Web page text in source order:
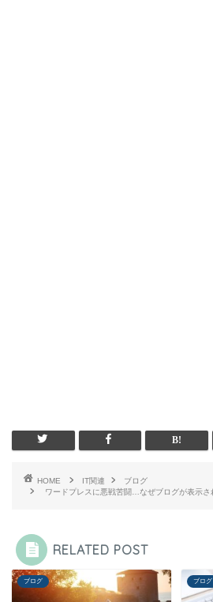
HOME IT関連
ブログ
ワードプレスに悪戦苦闘…なぜブログが表示さ
RELATED POST
ブログ ブログ